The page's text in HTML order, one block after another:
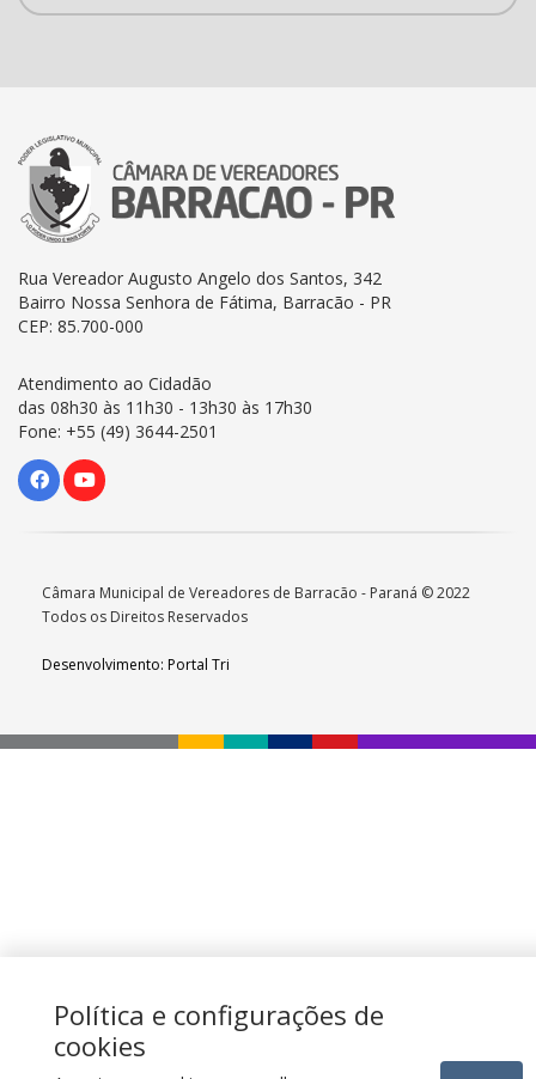
Rua Vereador Augusto Angelo dos Santos, 342
Bairro Nossa Senhora de Fátima, Barracão - PR
CEP: 85.700-000
Atendimento ao Cidadão
das 08h30 às 11h30 - 13h30 às 17h30
Fone: +55 (49) 3644-2501
Câmara Municipal de Vereadores de Barracão - Paraná © 2022
Todos os Direitos Reservados
Desenvolvimento: Portal Tri
Política e configurações de
cookies